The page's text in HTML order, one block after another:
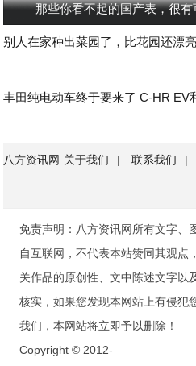
那些你看不起的国产表，很
别人在家种出菜园了，比花园还漂亮
丰田纯电动车终于要来了 C-HR EV
八方资讯网 关于我们 | 联系我们 |
免责声明：八方资讯网所有文字、
自互联网，不代表本站赞同其观点
关作品的原创性、文中陈述文字以
核实，如果您发现本网站上有侵犯
我们，本网站将立即予以删除！
Copyright © 2012-